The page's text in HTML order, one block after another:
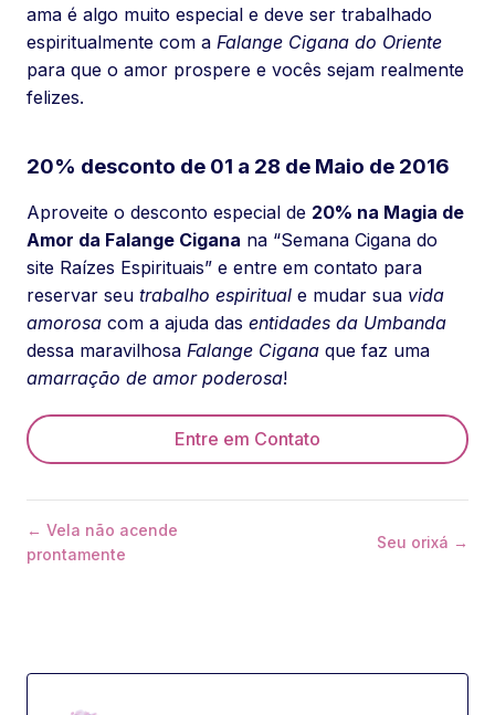
ama é algo muito especial e deve ser trabalhado
espiritualmente com a Falange Cigana do Oriente
para que o amor prospere e vocês sejam realmente
felizes.
20% desconto de 01 a 28 de Maio de 2016
Aproveite o desconto especial de 20% na Magia de
Amor da Falange Cigana na “Semana Cigana do
site Raízes Espirituais” e entre em contato para
reservar seu trabalho espiritual e mudar sua vida
amorosa com a ajuda das entidades da Umbanda
dessa maravilhosa Falange Cigana que faz uma
amarração de amor poderosa!
Entre em Contato
← Vela não acende
prontamente
Seu orixá →